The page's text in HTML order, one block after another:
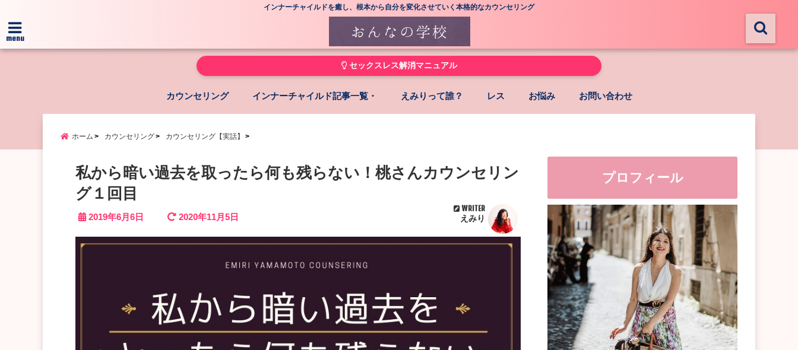
インナーチャイルドを癒し、根本から自分を変化させていく本格的なカウンセリング
menu
セックスレス解消マニュアル
カウンセリング インナーチャイルド記事一覧・ えみりって誰？ レス お悩み お問い合わせ
ホーム カウンセリング カウンセリング【実話】
私から暗い過去を取ったら何も残らない！桃さんカウンセリン
グ１回目
2019年6月6日 2020年11月5日
WRITER
えみり
プロフィール